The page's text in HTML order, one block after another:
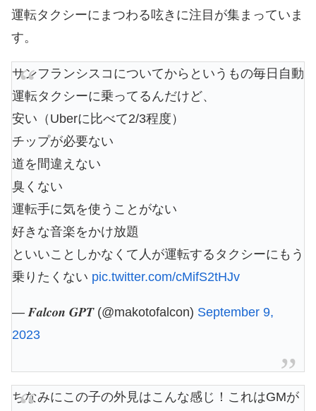
運転タクシーにまつわる呟きに注目が集まっていま
す。
サンフランシスコについてからというもの毎日自動
運転タクシーに乗ってるんだけど、
安い（Uberに比べて2/3程度）
チップが必要ない
道を間違えない
臭くない
運転手に気を使うことがない
好きな音楽をかけ放題
といいことしかなくて人が運転するタクシーにもう
乗りたくない pic.twitter.com/cMifS2tHJv
— 𝑭𝒂𝒍𝒄𝒐𝒏 𝑮𝑷𝑻 (@makotofalcon) September 9,
2023
ちなみにこの子の外見はこんな感じ！これはGMが